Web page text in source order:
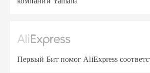
Первый Бит помог AliExpress